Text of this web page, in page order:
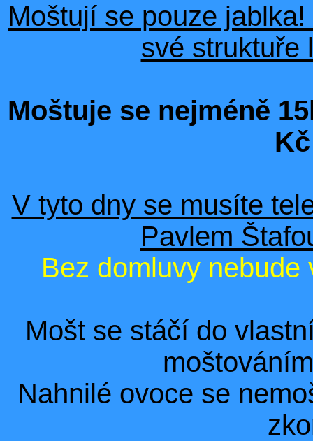
Moštují se pouze
své struktuře
Moštuje se nejméně
V tyto dny se musíte
Pavlem
Bez domluvy
Mošt se stáčí do
Nahnilé ovoce se